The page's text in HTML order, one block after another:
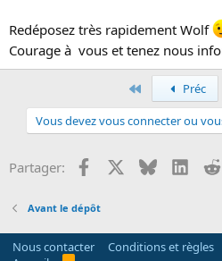
Redéposez très rapidement Wolf
Courage à vous et tenez nous
PremierPréc
Vous devez vous connecter ou
Partager: Facebook Bluesky
Avant le dépôt
Nous contacter Conditions et règles